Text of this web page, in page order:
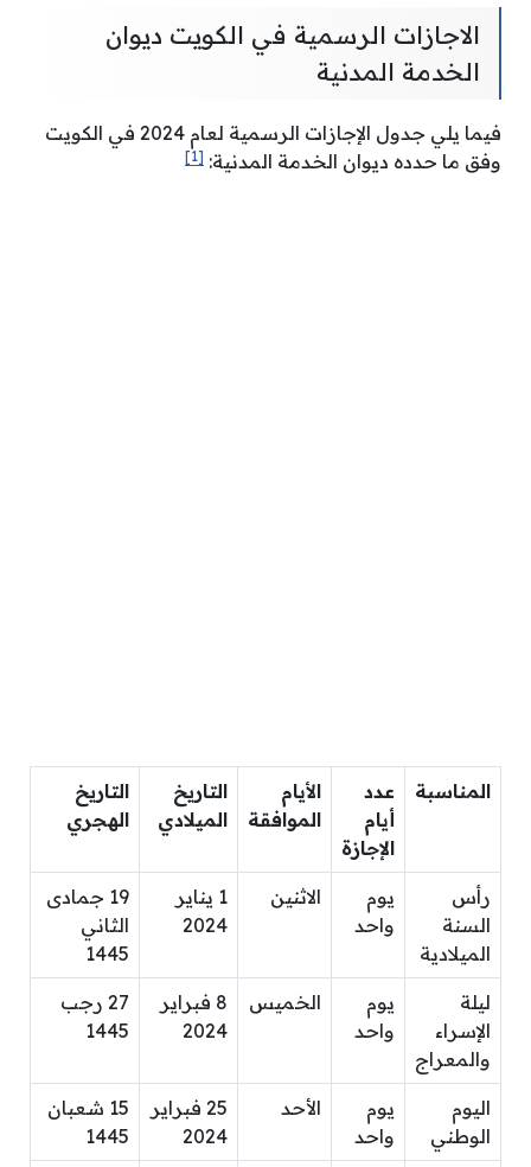
الاجازات الرسمية في الكويت ديوان
الخدمة المدنية
فيما يلي جدول الإجازات الرسمية لعام 2024 في الكويت
وفق ما حدده ديوان الخدمة المدنية: [1]
المناسبة
عدد
أيام
الإجازة
الأيام
الموافقة
التاريخ
الميلادي
التاريخ
الهجري
رأس
السنة
الميلادية
يوم
واحد
الاثنين
1 يناير
2024
19 جمادى
الثاني
1445
ليلة
الإسراء
والمعراج
يوم
واحد
الخميس
8 فبراير
2024
27 رجب
1445
اليوم
الوطني
يوم
واحد
الأحد
25 فبراير
2024
15 شعبان
1445